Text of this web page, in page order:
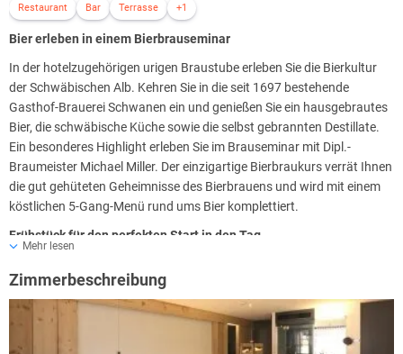
Restaurant Bar Terrasse +1
Bier erleben in einem Bierbrauseminar
In der hotelzugehörigen urigen Braustube erleben Sie die Bierkultur
der Schwäbischen Alb. Kehren Sie in die seit 1697 bestehende
Gasthof-Brauerei Schwanen ein und genießen Sie ein hausgebrautes
Bier, die schwäbische Küche sowie die selbst gebrannten Destillate.
Ein besonderes Highlight erleben Sie im Brauseminar mit Dipl.-
Braumeister Michael Miller. Der einzigartige Bierbraukurs verrät Ihnen
die gut gehüteten Geheimnisse des Bierbrauens und wird mit einem
köstlichen 5-Gang-Menü rund ums Bier komplettiert.
Frühstück für den perfekten Start in den Tag
Tages: Hier gibt es frischen Kaffee, duftende Brötchen und eine
reichhaltige Auswahl an Wurst, Käse und Müsli. Genießen Sie Ihr
Frühstück im rustikalen Ambiente des Brauereigasthofs gegenüber
vom Hotel. Werfen Sie einen Blick in die Brauerei und schauen Sie dem
Mehr lesen
Zimmerbeschreibung